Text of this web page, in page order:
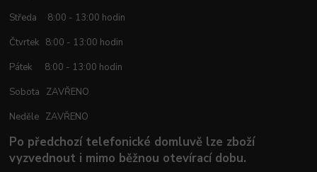
Středa 8:00 - 13:00 hodin
Čtvrtek 8:00 - 13:00 hodin
Pátek 8:00 - 13:00 hodin
Sobota ZAVŘENO
Neděle ZAVŘENO
Po předchozí telefonické domluvě lze zboží
vyzvednout i mimo běžnou otevírací dobu.